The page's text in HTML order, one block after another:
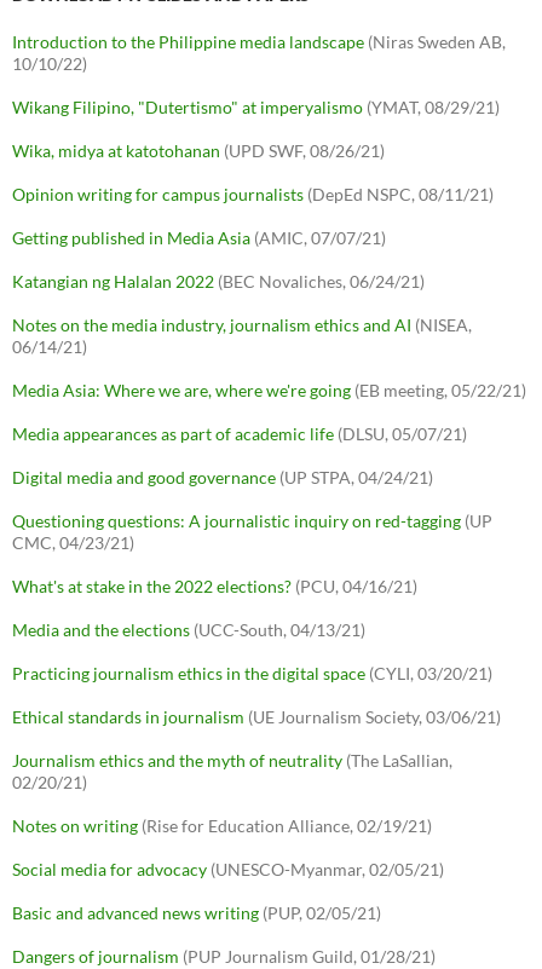
Introduction to the Philippine media landscape (Niras Sweden AB,
10/10/22)
Wikang Filipino, "Dutertismo" at imperyalismo (YMAT, 08/29/21)
Wika, midya at katotohanan (UPD SWF, 08/26/21)
Opinion writing for campus journalists (DepEd NSPC, 08/11/21)
Getting published in Media Asia (AMIC, 07/07/21)
Katangian ng Halalan 2022 (BEC Novaliches, 06/24/21)
Notes on the media industry, journalism ethics and AI (NISEA,
06/14/21)
Media Asia: Where we are, where we're going (EB meeting, 05/22/21)
Media appearances as part of academic life (DLSU, 05/07/21)
Digital media and good governance (UP STPA, 04/24/21)
Questioning questions: A journalistic inquiry on red-tagging (UP
CMC, 04/23/21)
What's at stake in the 2022 elections? (PCU, 04/16/21)
Media and the elections (UCC-South, 04/13/21)
Practicing journalism ethics in the digital space (CYLI, 03/20/21)
Ethical standards in journalism (UE Journalism Society, 03/06/21)
Journalism ethics and the myth of neutrality (The LaSallian,
02/20/21)
Notes on writing (Rise for Education Alliance, 02/19/21)
Social media for advocacy (UNESCO-Myanmar, 02/05/21)
Basic and advanced news writing (PUP, 02/05/21)
Dangers of journalism (PUP Journalism Guild, 01/28/21)